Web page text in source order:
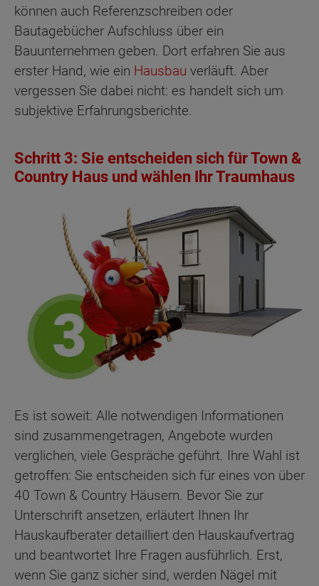
können auch Referenzschreiben oder
Bautagebücher Aufschluss über ein
Bauunternehmen geben. Dort erfahren Sie aus
erster Hand, wie ein Hausbau verläuft. Aber
vergessen Sie dabei nicht: es handelt sich um
subjektive Erfahrungsberichte.
Schritt 3: Sie entscheiden sich für Town &
Country Haus und wählen Ihr Traumhaus
Es ist soweit: Alle notwendigen Informationen
sind zusammengetragen, Angebote wurden
verglichen, viele Gespräche geführt. Ihre Wahl ist
getroffen: Sie entscheiden sich für eines von über
40 Town & Country Häusern. Bevor Sie zur
Unterschrift ansetzen, erläutert Ihnen Ihr
Hauskaufberater detailliert den Hauskaufvertrag
und beantwortet Ihre Fragen ausführlich. Erst,
wenn Sie ganz sicher sind, werden Nägel mit